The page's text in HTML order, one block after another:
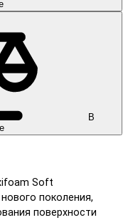
В
Soft
поколения,
поверхности